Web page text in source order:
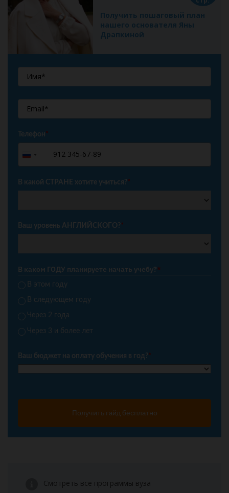
Получить пошаговый план
нашего основателя Яны
Драпкиной
Телефон*
Russia
+7
В какой СТРАНЕ хотите учиться?*
Ваш уровень АНГЛИЙСКОГО?*
В каком ГОДУ планируете начать учебу?*
В этом году
В следующем году
Через 2 года
Через 3 и более лет
Ваш бюджет на оплату обучения в год?*
Получить гайд бесплатно
Смотреть все программы вуза